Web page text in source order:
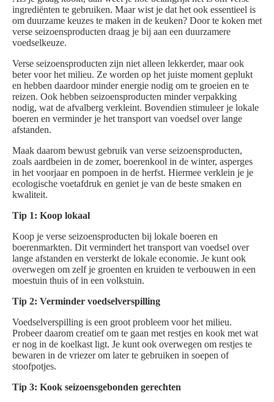
ingrediënten te gebruiken. Maar wist je dat het ook essentieel is
om duurzame keuzes te maken in de keuken? Door te koken met
verse seizoensproducten draag je bij aan een duurzamere
voedselkeuze.
Verse seizoensproducten zijn niet alleen lekkerder, maar ook
beter voor het milieu. Ze worden op het juiste moment geplukt
en hebben daardoor minder energie nodig om te groeien en te
reizen. Ook hebben seizoensproducten minder verpakking
nodig, wat de afvalberg verkleint. Bovendien stimuleer je lokale
boeren en verminder je het transport van voedsel over lange
afstanden.
Maak daarom bewust gebruik van verse seizoensproducten,
zoals aardbeien in de zomer, boerenkool in de winter, asperges
in het voorjaar en pompoen in de herfst. Hiermee verklein je je
ecologische voetafdruk en geniet je van de beste smaken en
kwaliteit.
Tip 1: Koop lokaal
Koop je verse seizoensproducten bij lokale boeren en
boerenmarkten. Dit vermindert het transport van voedsel over
lange afstanden en versterkt de lokale economie. Je kunt ook
overwegen om zelf je groenten en kruiden te verbouwen in een
moestuin thuis of in een volkstuin.
Tip 2: Verminder voedselverspilling
Voedselverspilling is een groot probleem voor het milieu.
Probeer daarom creatief om te gaan met restjes en kook met wat
er nog in de koelkast ligt. Je kunt ook overwegen om restjes te
bewaren in de vriezer om later te gebruiken in soepen of
stoofpotjes.
Tip 3: Kook seizoensgebonden gerechten